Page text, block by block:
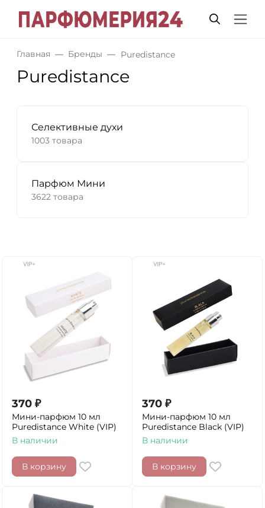
Главная Бренды Puredistance
Puredistance
Селективные духи
1003 товара
Парфюм Мини
3622 товара
370 ₽
Мини-парфюм 10 мл
Puredistance White (VIP)
В наличии
В корзину
370 ₽
Мини-парфюм 10 мл
Puredistance Black (VIP)
В наличии
В корзину